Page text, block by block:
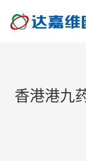
香港港九